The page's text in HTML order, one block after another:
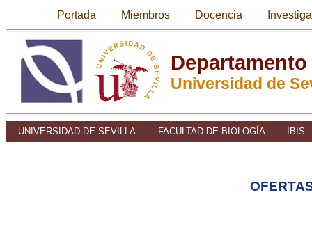
Portada Miembros Docencia
Universidad de
UNIVERSIDAD DE SEVILLA FACULTAD DE BIOLOGÍA IBIS